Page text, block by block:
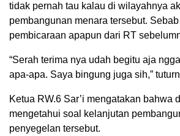
tidak pernah tau kalau di wilayahnya
pembangunan menara tersebut.
pembicaraan apapun dari RT
“Serah terima nya udah begitu aja
apa-apa. Saya bingung juga sih,”
Ketua RW.6 Sar’i mengatakan bahwa
mengetahui soal kelanjutan
penyegelan tersebut.